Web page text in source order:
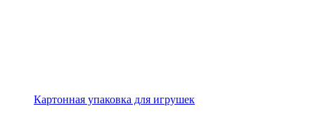
Картонная упаковка для игрушек